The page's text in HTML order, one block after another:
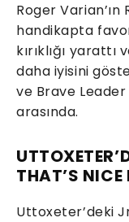
Roger Varian’ın
handikapta
kırıklığı
daha iyisini
ve Brave
arasında.
THAT’S
Uttoxeter’deki